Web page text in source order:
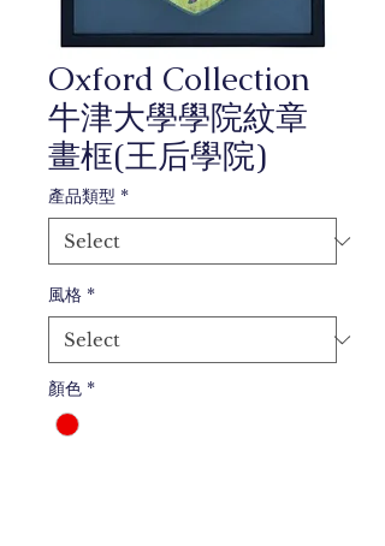
Oxford Collection
牛津大學學院紋章
畫框(王后學院)
產品類型 *
風格 *
顏色 *